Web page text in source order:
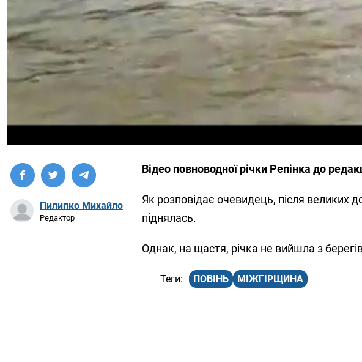
Пилипко Михайло
Редактор
Відео повноводної річки Репінка до
Як розповідає очевидець, після великих
піднялась.
Однак, на щастя, річка не вийшла з
ПОВІНЬ МІЖГІРЩИНА